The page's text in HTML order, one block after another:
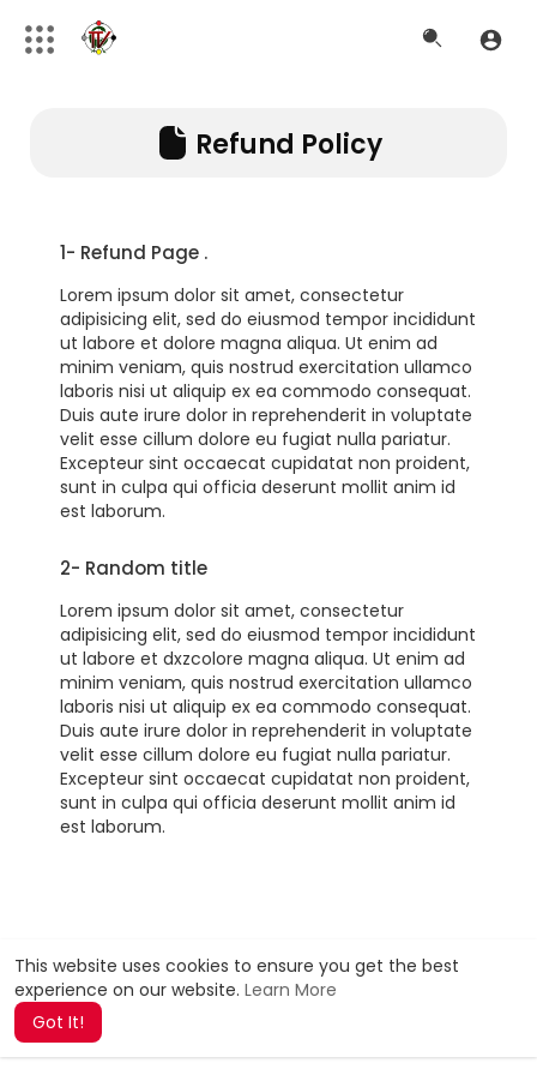
This website uses cookies to ensure you get the best
experience on our website. Learn More
Got It!
Refund Policy
1- Refund Page .
Lorem ipsum dolor sit amet, consectetur
adipisicing elit, sed do eiusmod tempor incididunt
ut labore et dolore magna aliqua. Ut enim ad
minim veniam, quis nostrud exercitation ullamco
laboris nisi ut aliquip ex ea commodo consequat.
Duis aute irure dolor in reprehenderit in voluptate
velit esse cillum dolore eu fugiat nulla pariatur.
Excepteur sint occaecat cupidatat non proident,
sunt in culpa qui officia deserunt mollit anim id
est laborum.
2- Random title
Lorem ipsum dolor sit amet, consectetur
adipisicing elit, sed do eiusmod tempor incididunt
ut labore et dxzcolore magna aliqua. Ut enim ad
minim veniam, quis nostrud exercitation ullamco
laboris nisi ut aliquip ex ea commodo consequat.
Duis aute irure dolor in reprehenderit in voluptate
velit esse cillum dolore eu fugiat nulla pariatur.
Excepteur sint occaecat cupidatat non proident,
sunt in culpa qui officia deserunt mollit anim id
est laborum.